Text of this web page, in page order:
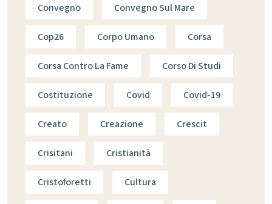
Convegno Convegno Sul Mare
Cop26 Corpo Umano Corsa
Corsa Contro La Fame Corso Di Studi
Costituzione Covid Covid-19
Creato Creazione Crescit
Crisitani Cristianità
Cristoforetti Cultura